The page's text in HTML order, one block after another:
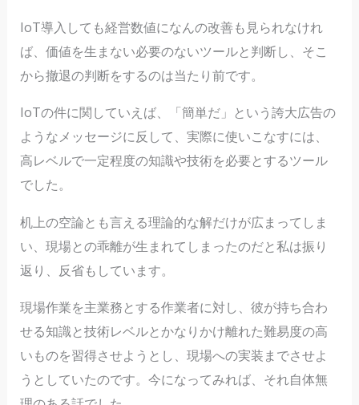
IoT導入しても経営数値になんの改善も見られなけれ
ば、価値を生まない必要のないツールと判断し、そこ
から撤退の判断をするのは当たり前です。
IoTの件に関していえば、「簡単だ」という誇大広告の
ようなメッセージに反して、実際に使いこなすには、
高レベルで一定程度の知識や技術を必要とするツール
でした。
机上の空論とも言える理論的な解だけが広まってしま
い、現場との乖離が生まれてしまったのだと私は振り
返り、反省もしています。
現場作業を主業務とする作業者に対し、彼が持ち合わ
せる知識と技術レベルとかなりかけ離れた難易度の高
いものを習得させようとし、現場への実装までさせよ
うとしていたのです。今になってみれば、それ自体無